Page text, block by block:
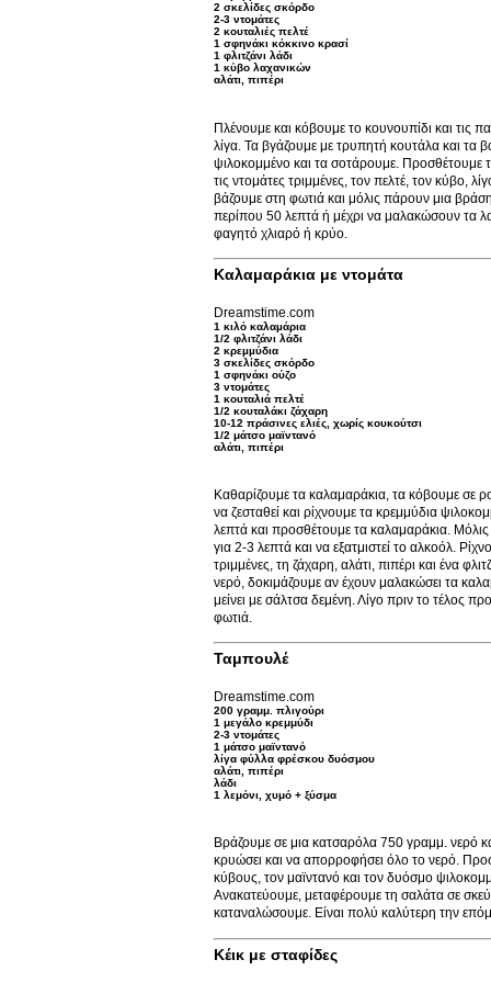
2 σκελίδες σκόρδο
2-3 ντομάτες
2 κουταλιές πελτέ
1 σφηνάκι κόκκινο κρασί
1 φλιτζάνι λάδι
1 κύβο λαχανικών
αλάτι, πιπέρι
Πλένουμε και κόβουμε το κουνουπίδι και τις
λίγα. Τα βγάζουμε με τρυπητή κουτάλα και τα
ψιλοκομμένο και τα σοτάρουμε. Προσθέτουμε
τις ντομάτες τριμμένες, τον πελτέ, τον κύβο,
βάζουμε στη φωτιά και μόλις πάρουν μια
περίπου 50 λεπτά ή μέχρι να μαλακώσουν τα
φαγητό χλιαρό ή κρύο.
Καλαμαράκια με ντομάτα
Dreamstime.com
1 κιλό καλαµάρια
1/2 φλιτζάνι λάδι
2 κρεµµύδια
3 σκελίδες σκόρδο
1 σφηνάκι ούζο
3 ντομάτες
1 κουταλιά πελτέ
1/2 κουταλάκι ζάχαρη
10-12 πράσινες ελιές, χωρίς κουκούτσι
1/2 μάτσο μαϊντανό
αλάτι, πιπέρι
Καθαρίζουμε τα καλαμαράκια, τα κόβουμε σε
να ζεσταθεί και ρίχνουμε τα κρεμμύδια
λεπτά και προσθέτουμε τα καλαμαράκια.
για 2-3 λεπτά και να εξατμιστεί το αλκοόλ.
τριμμένες, τη ζάχαρη, αλάτι, πιπέρι και ένα
νερό, δοκιμάζουμε αν έχουν μαλακώσει τα
μείνει με σάλτσα δεμένη. Λίγο πριν το τέλος
φωτιά.
Ταμπουλέ
Dreamstime.com
200 γραμμ. πλιγούρι
1 μεγάλο κρεμμύδι
2-3 ντομάτες
1 μάτσο μαϊντανό
λίγα φύλλα φρέσκου δυόσμου
αλάτι, πιπέρι
λάδι
1 λεμόνι, χυμό + ξύσμα
Βράζουμε σε μια κατσαρόλα 750 γραμμ. νερό
κρυώσει και να απορροφήσει όλο το νερό.
κύβους, τον μαϊντανό και τον δυόσμο
Ανακατεύουμε, μεταφέρουμε τη σαλάτα σε
καταναλώσουμε. Είναι πολύ καλύτερη την
Κέικ με σταφίδες